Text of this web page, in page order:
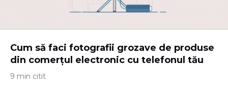
Cum să faci fotografii grozave de produse
din comerțul electronic cu telefonul tău
9 min citit